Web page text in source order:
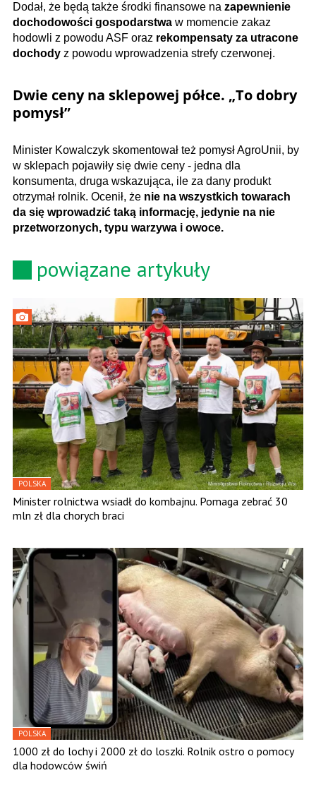
Dodał, że będą także środki finansowe na zapewnienie
dochodowości gospodarstwa w momencie zakaz
hodowli z powodu ASF oraz rekompensaty za utracone
dochody z powodu wprowadzenia strefy czerwonej.
Dwie ceny na sklepowej półce. „To dobry
pomysł”
Minister Kowalczyk skomentował też pomysł AgroUnii, by
w sklepach pojawiły się dwie ceny - jedna dla
konsumenta, druga wskazująca, ile za dany produkt
otrzymał rolnik. Ocenił, że nie na wszystkich towarach
da się wprowadzić taką informację, jedynie na nie
przetworzonych, typu warzywa i owoce.
powiązane artykuły
POLSKA
Minister rolnictwa wsiadł do kombajnu. Pomaga zebrać 30
mln zł dla chorych braci
POLSKA
1000 zł do lochy i 2000 zł do loszki. Rolnik ostro o pomocy
dla hodowców świń